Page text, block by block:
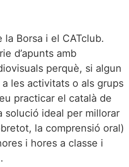
Borsa i el CATclub.
d’apunts amb
perquè, si algun
les activitats o als grups
practicar el català de
solució ideal per millorar
la comprensió oral)
i hores a classe i
.